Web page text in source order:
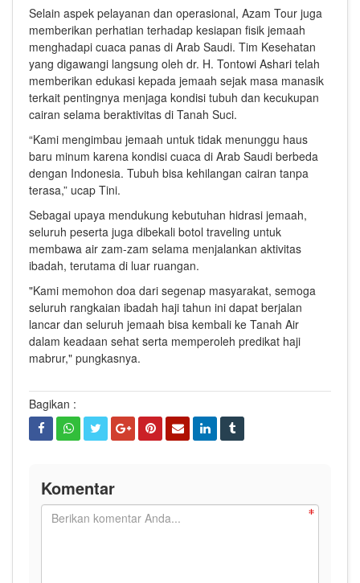
Selain aspek pelayanan dan operasional, Azam Tour juga
memberikan perhatian terhadap kesiapan fisik jemaah
menghadapi cuaca panas di Arab Saudi. Tim Kesehatan
yang digawangi langsung oleh dr. H. Tontowi Ashari telah
memberikan edukasi kepada jemaah sejak masa manasik
terkait pentingnya menjaga kondisi tubuh dan kecukupan
cairan selama beraktivitas di Tanah Suci.
“Kami mengimbau jemaah untuk tidak menunggu haus
baru minum karena kondisi cuaca di Arab Saudi berbeda
dengan Indonesia. Tubuh bisa kehilangan cairan tanpa
terasa,” ucap Tini.
Sebagai upaya mendukung kebutuhan hidrasi jemaah,
seluruh peserta juga dibekali botol traveling untuk
membawa air zam-zam selama menjalankan aktivitas
ibadah, terutama di luar ruangan.
"Kami memohon doa dari segenap masyarakat, semoga
seluruh rangkaian ibadah haji tahun ini dapat berjalan
lancar dan seluruh jemaah bisa kembali ke Tanah Air
dalam keadaan sehat serta memperoleh predikat haji
mabrur," pungkasnya.
Bagikan :
Komentar